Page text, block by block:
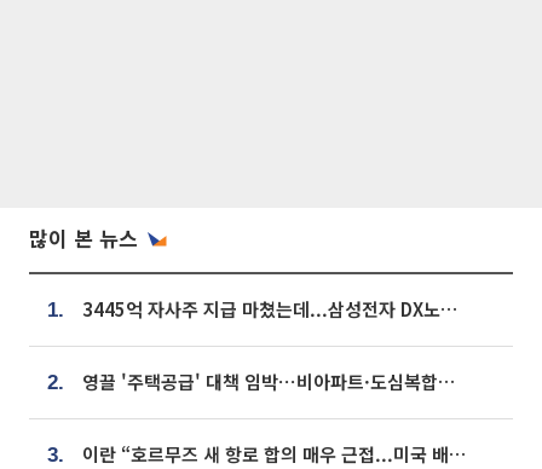
많이 본 뉴스
1. 3445억 자사주 지급 마쳤는데...삼성전자 DX노조, 뒤늦은 '떼쓰기 집회'
2. 영끌 '주택공급' 대책 임박⋯비아파트·도심복합까지 총동원
3. 이란 “호르무즈 새 항로 합의 매우 근접...미국 배상 먼저”